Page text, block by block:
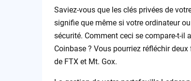
Saviez-vous que les clés privées de
signifie que même si votre ordinateur
sécurité. Comment ceci se compare-t-il
Coinbase ? Vous pourriez réfléchir
de FTX et Mt. Gox.